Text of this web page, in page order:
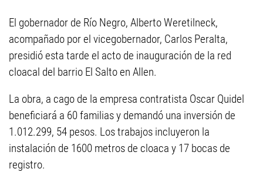
El gobernador de Río Negro, Alberto Weretilneck,
acompañado por el vicegobernador, Carlos Peralta,
presidió esta tarde el acto de inauguración de la red
cloacal del barrio El Salto en Allen.
La obra, a cago de la empresa contratista Oscar Quidel
beneficiará a 60 familias y demandó una inversión de
1.012.299, 54 pesos. Los trabajos incluyeron la
instalación de 1600 metros de cloaca y 17 bocas de
registro.